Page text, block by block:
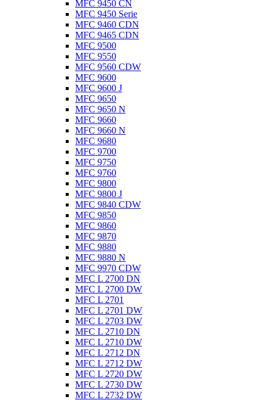
MFC 9450 CN
MFC 9450 Serie
MFC 9460 CDN
MFC 9465 CDN
MFC 9500
MFC 9550
MFC 9560 CDW
MFC 9600
MFC 9600 J
MFC 9650
MFC 9650 N
MFC 9660
MFC 9660 N
MFC 9680
MFC 9700
MFC 9750
MFC 9760
MFC 9800
MFC 9800 J
MFC 9840 CDW
MFC 9850
MFC 9860
MFC 9870
MFC 9880
MFC 9880 N
MFC 9970 CDW
MFC L 2700 DN
MFC L 2700 DW
MFC L 2701
MFC L 2701 DW
MFC L 2703 DW
MFC L 2710 DN
MFC L 2710 DW
MFC L 2712 DN
MFC L 2712 DW
MFC L 2720 DW
MFC L 2730 DW
MFC L 2732 DW